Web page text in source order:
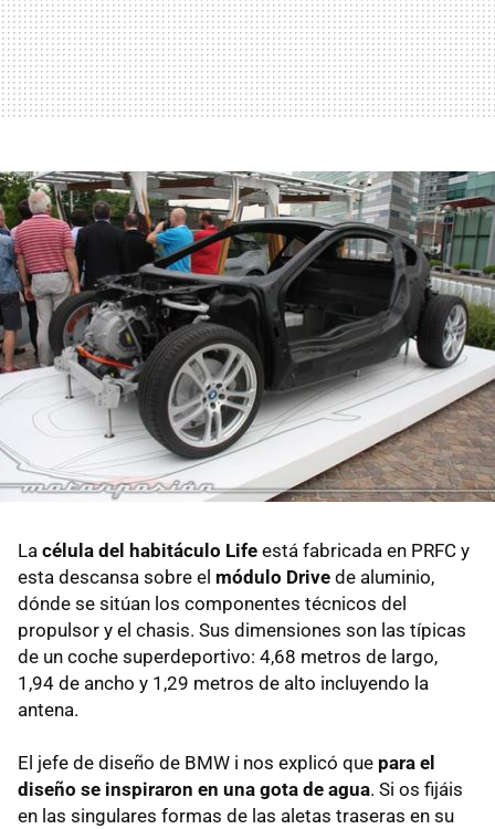
La célula del habitáculo Life está fabricada en PRFC y
esta descansa sobre el módulo Drive de aluminio,
dónde se sitúan los componentes técnicos del
propulsor y el chasis. Sus dimensiones son las típicas
de un coche superdeportivo: 4,68 metros de largo,
1,94 de ancho y 1,29 metros de alto incluyendo la
antena.
El jefe de diseño de BMW i nos explicó que para el
diseño se inspiraron en una gota de agua. Si os fijáis
en las singulares formas de las aletas traseras en su